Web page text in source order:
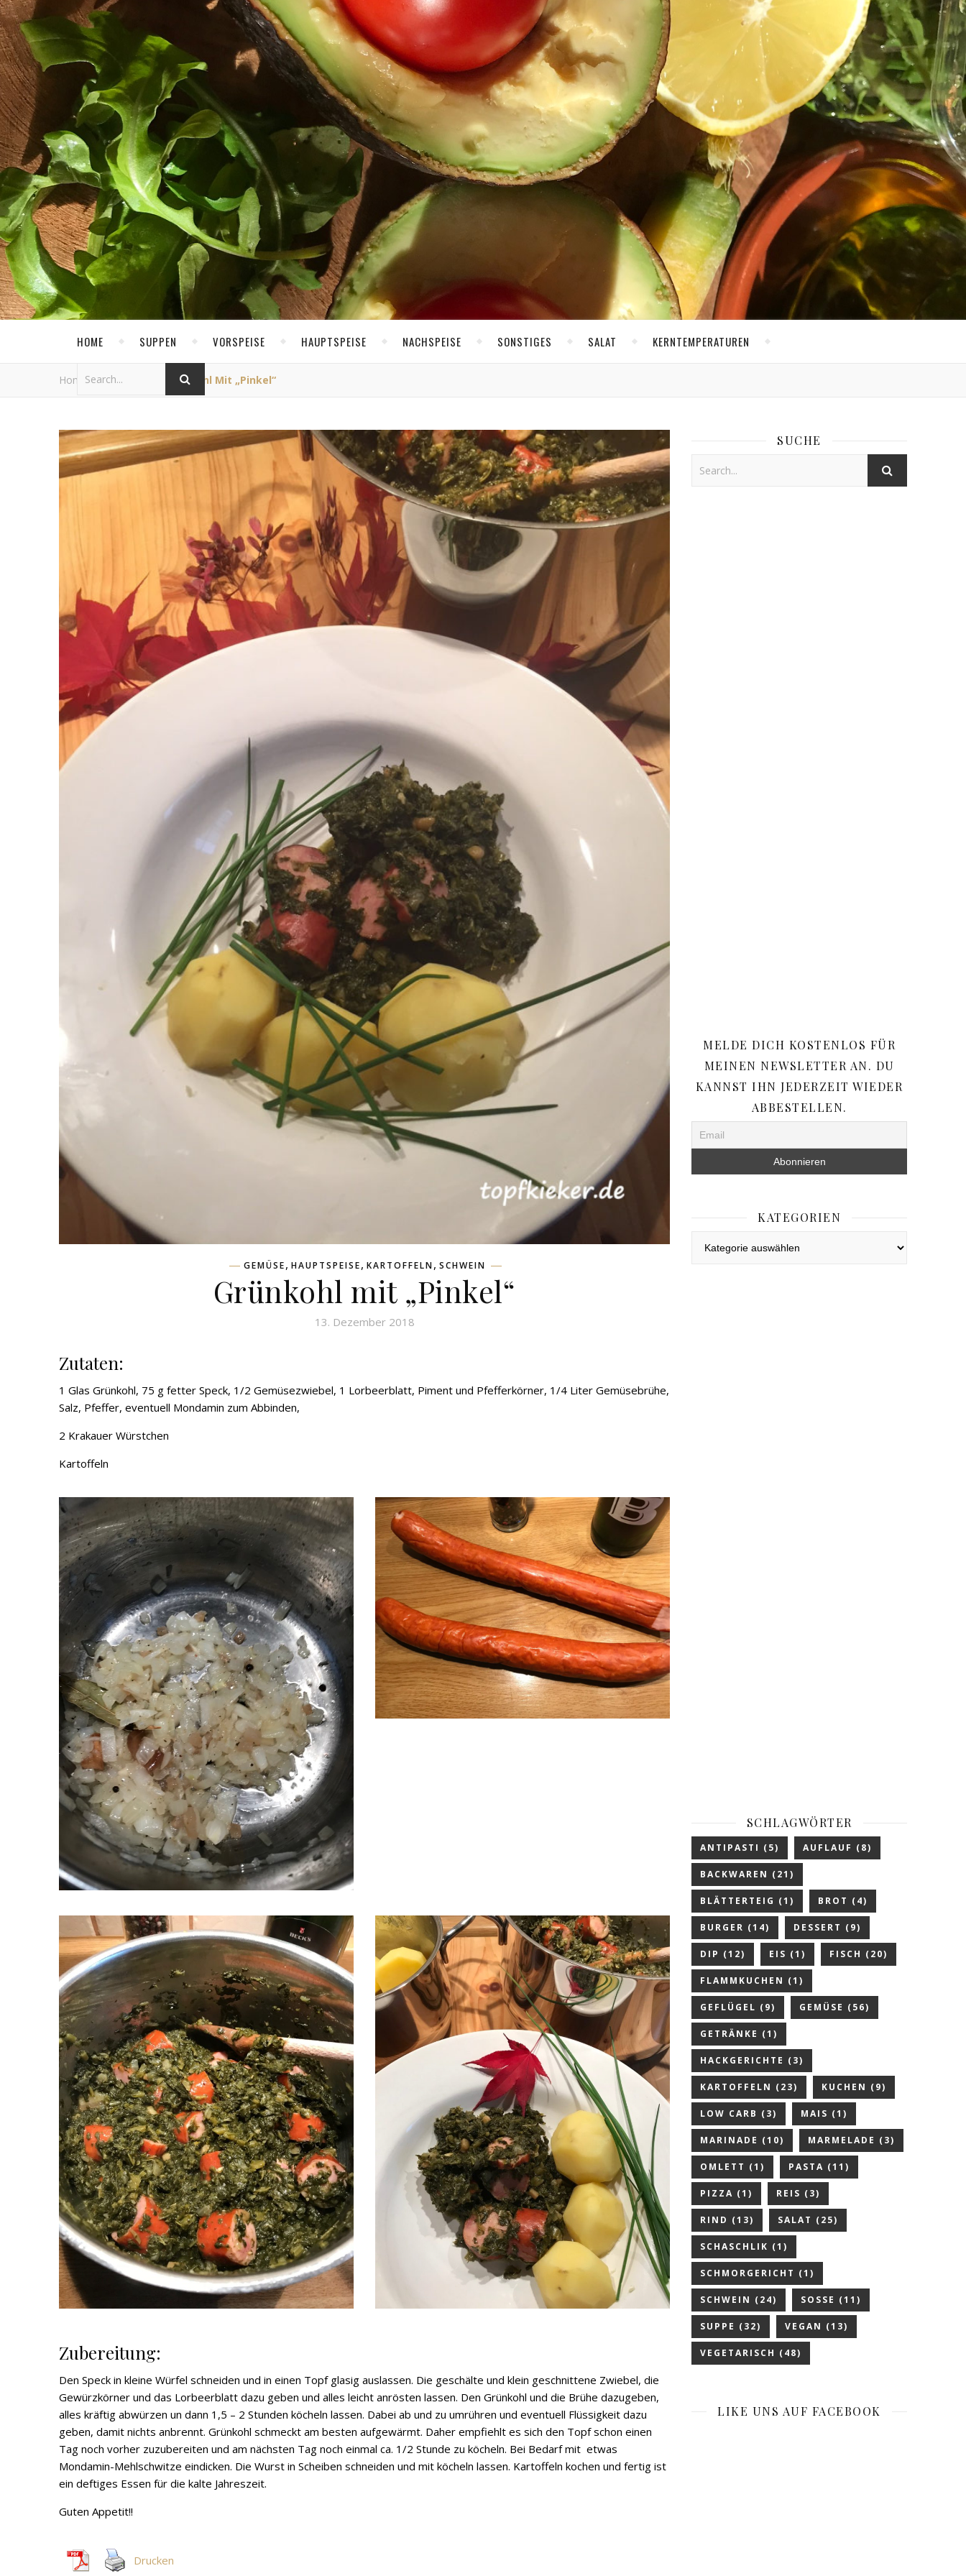
HOME SUPPEN VORSPEISE HAUPTSPEISE NACHSPEISE SONSTIGES SALAT KERNTEMPERATUREN
Home / Gemüse Grünkohl Mit „Pinkel“
GEMÜSE, HAUPTSPEISE, KARTOFFELN, SCHWEIN
Grünkohl mit „Pinkel“
13. Dezember 2018
Zutaten:
1 Glas Grünkohl, 75 g fetter Speck, 1/2 Gemüsezwiebel, 1 Lorbeerblatt, Piment und Pfefferkörner, 1/4 Liter Gemüsebrühe,
Salz, Pfeffer, eventuell Mondamin zum Abbinden,
2 Krakauer Würstchen
Kartoffeln
Zubereitung:
Den Speck in kleine Würfel schneiden und in einen Topf glasig auslassen. Die geschälte und klein geschnittene Zwiebel, die
Gewürzkörner und das Lorbeerblatt dazu geben und alles leicht anrösten lassen. Den Grünkohl und die Brühe dazugeben,
alles kräftig abwürzen un dann 1,5 – 2 Stunden köcheln lassen. Dabei ab und zu umrühren und eventuell Flüssigkeit dazu
geben, damit nichts anbrennt. Grünkohl schmeckt am besten aufgewärmt. Daher empfiehlt es sich den Topf schon einen
Tag noch vorher zuzubereiten und am nächsten Tag noch einmal ca. 1/2 Stunde zu köcheln. Bei Bedarf mit etwas
Mondamin-Mehlschwitze eindicken. Die Wurst in Scheiben schneiden und mit köcheln lassen. Kartoffeln kochen und fertig ist
ein deftiges Essen für die kalte Jahreszeit.
Guten Appetit!!
Drucken
SUCHE
MELDE DICH KOSTENLOS FÜR
MEINEN NEWSLETTER AN. DU
KANNST IHN JEDERZEIT WIEDER
ABBESTELLEN.
KATEGORIEN
SCHLAGWÖRTER
ANTIPASTI (5) AUFLAUF (8)
BACKWAREN (21)
BLÄTTERTEIG (1) BROT (4)
BURGER (14) DESSERT (9)
DIP (12) EIS (1) FISCH (20)
FLAMMKUCHEN (1)
GEFLÜGEL (9) GEMÜSE (56)
GETRÄNKE (1)
HACKGERICHTE (3)
KARTOFFELN (23) KUCHEN (9)
LOW CARB (3) MAIS (1)
MARINADE (10) MARMELADE (3)
OMLETT (1) PASTA (11)
PIZZA (1) REIS (3)
RIND (13) SALAT (25)
SCHASCHLIK (1)
SCHMORGERICHT (1)
SCHWEIN (24) SOSSE (11)
SUPPE (32) VEGAN (13)
VEGETARISCH (48)
LIKE UNS AUF FACEBOOK